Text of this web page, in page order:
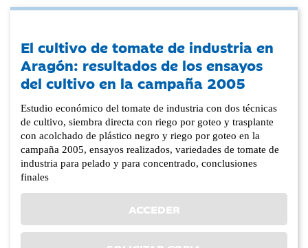
El cultivo de tomate de industria en
Aragón: resultados de los ensayos
del cultivo en la campaña 2005
Estudio económico del tomate de industria con dos técnicas
de cultivo, siembra directa con riego por goteo y trasplante
con acolchado de plástico negro y riego por goteo en la
campaña 2005, ensayos realizados, variedades de tomate de
industria para pelado y para concentrado, conclusiones
finales
ACCEDER